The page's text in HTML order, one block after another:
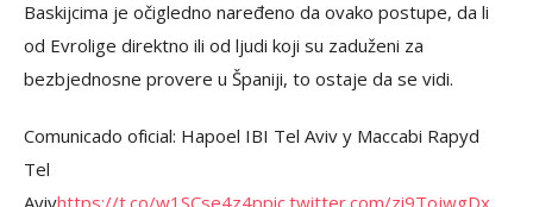
Baskijcima je očigledno naređeno da ovako postupe, da li
od Evrolige direktno ili od ljudi koji su zaduženi za
bezbjednosne provere u Španiji, to ostaje da se vidi.
Comunicado oficial: Hapoel IBI Tel Aviv y Maccabi Rapyd
Tel
Avivhttps://t.co/w1SCse4z4ppic.twitter.com/zi9TojwgDx